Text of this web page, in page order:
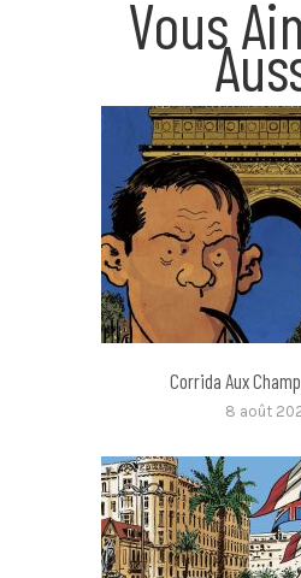
Vous
Corrida Aux
8 août